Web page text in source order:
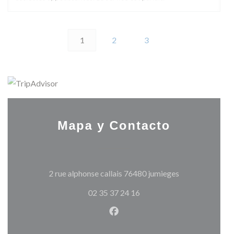
1 2 3
Mapa y Contacto
2 rue alphonse callais 76480 jumieges
02 35 37 24 16
Facebook ((abre en una